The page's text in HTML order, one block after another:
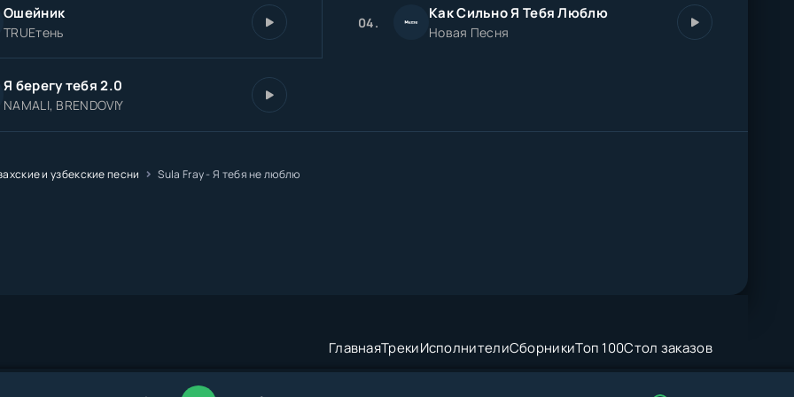
Ошейник
TRUEтень
04. Как Сильно Я Тебя Люблю
Новая Песня
Я берегу тебя 2.0
NAMALI, BRENDOVIY
и узбекские песни Sula Fray - Я тебя не люблю
ГлавнаяТрекиИсполнителиСборникиТоп 100Стол заказов